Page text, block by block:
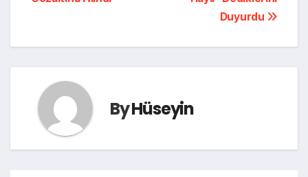
Duyurdu
ByHüseyin